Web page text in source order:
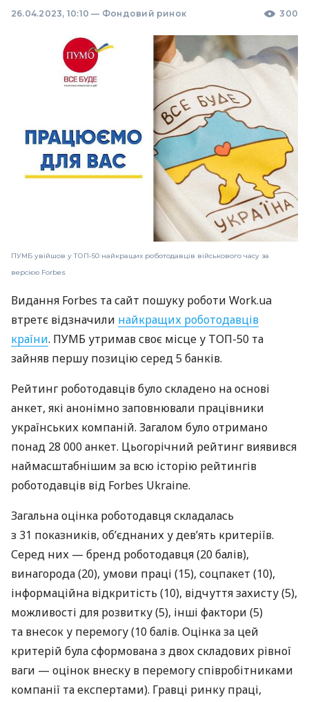
26.04.2023, 10:10 — Фондовий ринок 300
ПУМБ увійшов у ТОП-50 найкращих роботодавців військового часу за
версією Forbes
Видання Forbes та сайт пошуку роботи Work.ua
втретє відзначили найкращих роботодавців
країни. ПУМБ утримав своє місце у ТОП-50 та
зайняв першу позицію серед 5 банків.
Рейтинг роботодавців було складено на основі
анкет, які анонімно заповнювали працівники
українських компаній. Загалом було отримано
понад 28 000 анкет. Цьогорічний рейтинг виявився
наймасштабнішим за всю історію рейтингів
роботодавців від Forbes Ukraine.
Загальна оцінка роботодавця складалась
з 31 показників, об’єднаних у дев’ять критеріїв.
Серед них — бренд роботодавця (20 балів),
винагорода (20), умови праці (15), соцпакет (10),
інформаційна відкритість (10), відчуття захисту (5),
можливості для розвитку (5), інші фактори (5)
та внесок у перемогу (10 балів. Оцінка за цей
критерій була сформована з двох складових рівної
ваги — оцінок внеску в перемогу співробітниками
компанії та експертами). Гравці ринку праці,